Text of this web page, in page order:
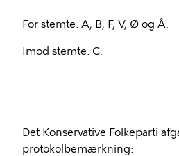
For stemte: A, B, F, V, Ø og Å.
Imod stemte: C.
Det Konservative Folkeparti
protokolbemærkning: